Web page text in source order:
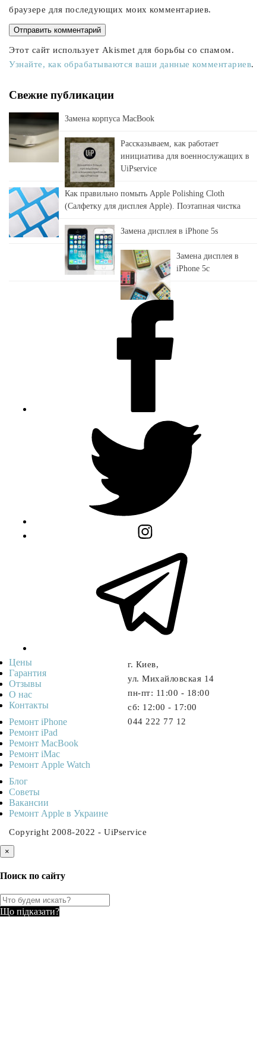
браузере для последующих моих комментариев.
Этот сайт использует Akismet для борьбы со спамом.
Узнайте, как обрабатываются ваши данные комментариев.
Свежие публикации
Замена корпуса MacBook
Рассказываем, как работает
инициатива для военнослужащих в
UiPservice
Как правильно помыть Apple Polishing Cloth
(Салфетку для дисплея Apple). Поэтапная чистка
Замена дисплея в iPhone 5s
Замена дисплея в
iPhone 5c
г. Киев,
ул. Михайловская 14
пн-пт: 11:00 - 18:00
cб: 12:00 - 17:00
044 222 77 12
Цены
Гарантия
Отзывы
О нас
Контакты
Ремонт iPhone
Ремонт iPad
Ремонт MacBook
Ремонт iMac
Ремонт Apple Watch
Блог
Советы
Ваканcии
Ремонт Apple в Украине
Copyright 2008-2022 - UiPservice
×
Поиск по сайту
Що підказати?